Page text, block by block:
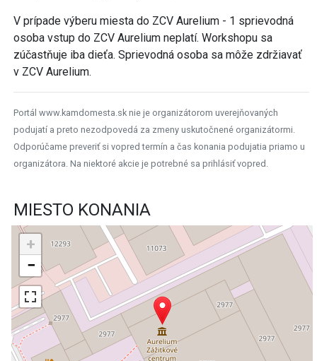
V prípade výberu miesta do ZCV Aurelium - 1 sprievodná
osoba vstup do ZCV Aurelium neplatí. Workshopu sa
zúčastňuje iba dieťa. Sprievodná osoba sa môže zdržiavať
v ZCV Aurelium.
Portál www.kamdomesta.sk nie je organizátorom uverejňovaných
podujatí a preto nezodpovedá za zmeny uskutočnené organizátormi.
Odporúčame preveriť si vopred termín a čas konania podujatia priamo u
organizátora. Na niektoré akcie je potrebné sa prihlásiť vopred.
MIESTO KONANIA
+
−